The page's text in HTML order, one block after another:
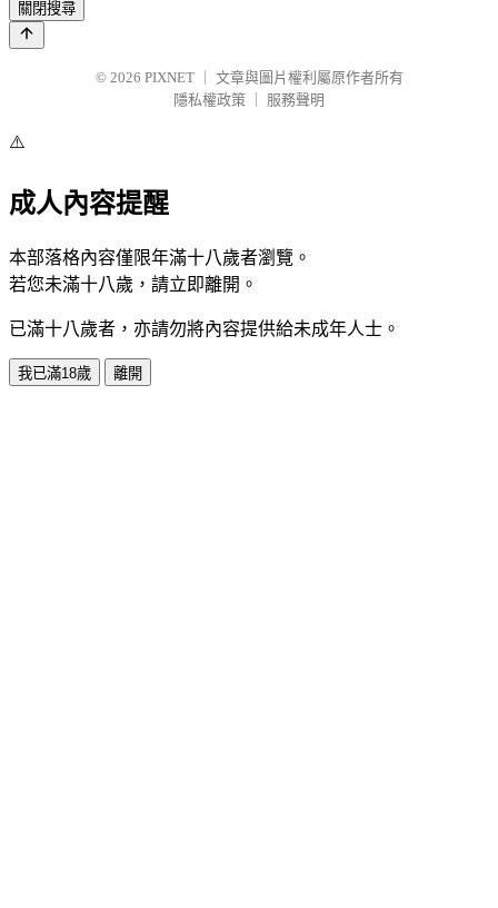
關閉搜尋
© 2026 PIXNET
文章與圖片權利屬原作者所有
隱私權政策
服務聲明
⚠️
成人內容提醒
本部落格內容僅限年滿十八歲者瀏覽。
若您未滿十八歲，請立即離開。
已滿十八歲者，亦請勿將內容提供給未成年人士。
我已滿18歲 離開